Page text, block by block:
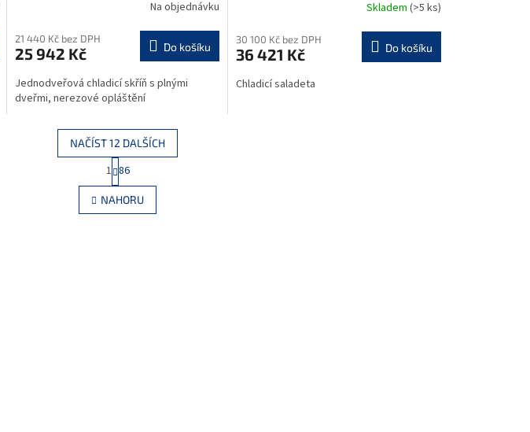
Na objednávku
21 440 Kč bez DPH
25 942 Kč Do košíku
Jednodveřová chladicí skříň s plnými
dveřmi, nerezové opláštění
Skladem (>5 ks)
30 100 Kč bez DPH
36 421 Kč Do košíku
Chladicí saladeta
O
v
l
NAČÍST 12 DALŠÍCH
S
t
r
á
n
1 86
NAHORU